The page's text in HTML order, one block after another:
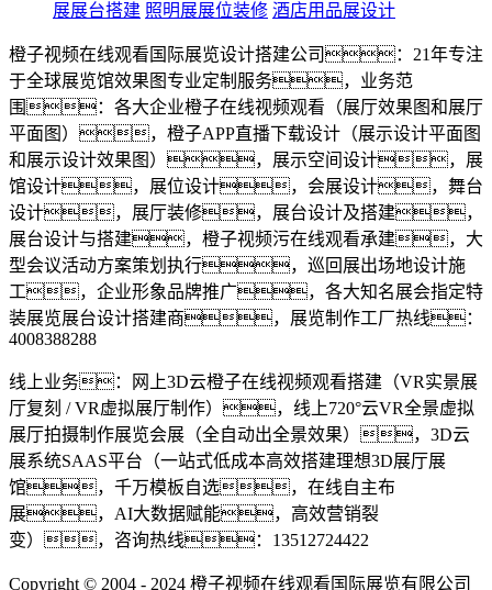
展展台搭建 照明展展位装修 酒店用品展设计
橙子视频在线观看国际展览设计搭建公司：21年专注
于全球展览馆效果图专业定制服务，业务范
围：各大企业橙子在线视频观看（展厅效果图和展厅
平面图），橙子APP直播下载设计（展示设计平面图
和展示设计效果图），展示空间设计，展
馆设计，展位设计，会展设计，舞台
设计，展厅装修，展台设计及搭建，
展台设计与搭建，橙子视频污在线观看承建，大
型会议活动方案策划执行，巡回展出场地设计施
工，企业形象品牌推广，各大知名展会指定特
装展览展台设计搭建商，展览制作工厂热线：
4008388288
线上业务：网上3D云橙子在线视频观看搭建（VR实景展
厅复刻 / VR虚拟展厅制作），线上720°云VR全景虚拟
展厅拍摄制作展览会展（全自动出全景效果），3D云
展系统SAAS平台（一站式低成本高效搭建理想3D展厅展
馆，千万模板自选，在线自主布
展，AI大数据赋能，高效营销裂
变），咨询热线：13512724422
Copyright © 2004 - 2024 橙子视频在线观看国际展览有限公司